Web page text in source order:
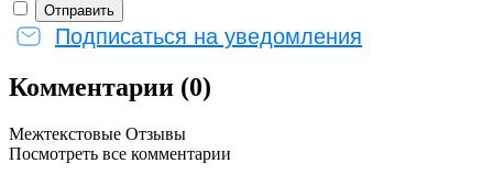
Подписаться на уведомления
Комментарии (0)
Межтекстовые Отзывы
Посмотреть все комментарии